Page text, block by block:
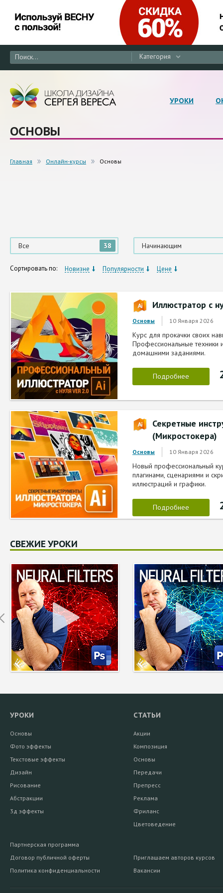
Категория
УРОКИ
ОСНОВЫ
Главная Онлайн-курсы Основы
Все 38 Начинающим
Сортировать по: Новизне Популярности Цене
Иллюстратор с
Основы 10 Января 2026
Курс для прокачки своих
Профессиональные техники
домашними заданиями.
Подробнее
Секретные
(Микростокера)
Основы 10 Января 2026
Новый профессиональный
плагинами, сценариями и
иллюстраций и графики.
Подробнее
СВЕЖИЕ УРОКИ
Prev
УРОКИ
Основы
Фото эффекты
Текстовые эффекты
Дизайн
Рисование
Абстракции
3д эффекты
СТАТЬИ
Акции
Композиция
Основы
Передачи
Препресс
Реклама
Фриланс
Цветоведение
Партнерская программа
Договор публичной оферты
Политика конфиденциальности
Приглашаем авторов курсов
Вакансии